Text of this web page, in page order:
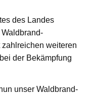
des Landes
weiteren
der Bekämpfung
unser Waldbrand-